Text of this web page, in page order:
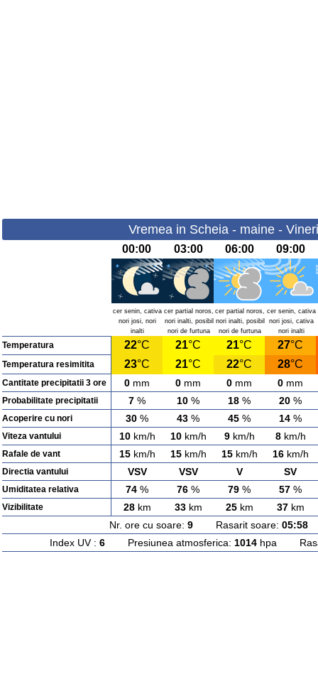
Vremea in Scheia - maine -
00:00 03:00 06:00 09:00
cer senin, cativa
nori josi, nori
inalti
cer partial noros,
nori inalti, posibil
nori de furtuna
cer partial noros,
nori inalti, posibil
nori de furtuna
cer senin, cativa
nori josi, cativa
nori inalti
Temperatura 22°C 21°C 21°C 27°C
Temperatura resimitita 23°C 21°C 22°C 28°C
Cantitate precipitatii 3 ore 0 mm 0 mm 0 mm 0 mm
Probabilitate precipitatii 7 % 10 % 18 % 20 %
Acoperire cu nori 30 % 43 % 45 % 14 %
Viteza vantului 10km/h 10km/h 9km/h 8km/h
Rafale de vant 15km/h 15km/h 15km/h 16km/h
Directia vantului VSV VSV V SV
Umiditatea relativa 74 % 76 % 79 % 57 %
Vizibilitate 28km 33km 25km 37km
Nr. ore cu soare: 9Rasarit soare: 05:58
Index UV : 6 Presiunea atmosferica: 1014 hpa